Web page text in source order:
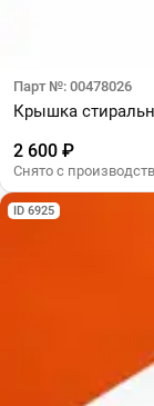
Парт №: 00478026
Крышка
2 600 ₽
Снято с
ID 6925